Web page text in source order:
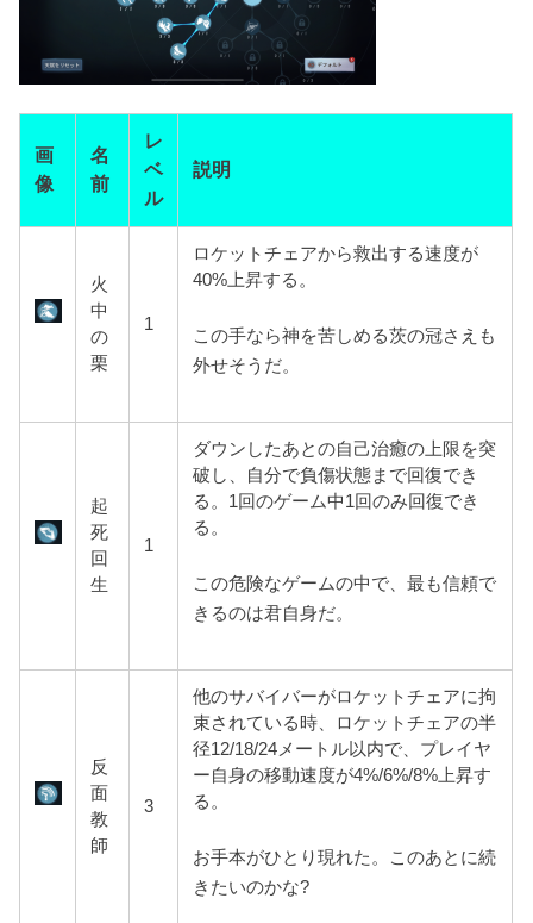
画
像
名
前
レ
ベ
ル
説明
火
中
の
栗
1
ロケットチェアから救出する速度が
40%上昇する。
この手なら神を苦しめる茨の冠さえも
外せそうだ。
起
死
回
生
1
ダウンしたあとの自己治癒の上限を突
破し、自分で負傷状態まで回復でき
る。1回のゲーム中1回のみ回復でき
る。
この危険なゲームの中で、最も信頼で
きるのは君自身だ。
反
面
教
師
3
他のサバイバーがロケットチェアに拘
束されている時、ロケットチェアの半
径12/18/24メートル以内で、プレイヤ
ー自身の移動速度が4%/6%/8%上昇す
る。
お手本がひとり現れた。このあとに続
きたいのかな?